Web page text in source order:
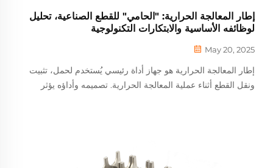
إطار المعالجة الحرارية: "الحامي" للقطع الصناعية، تحليل
لوظائفه الأساسية والابتكارات التكنولوجية
May 20, 2025
إطار المعالجة الحرارية هو جهاز أداة رئيسي يُستخدم لحمل، تثبيت
ونقل القطع أثناء عملية المعالجة الحرارية. تصميمه وأداؤه يؤثر